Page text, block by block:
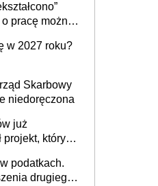
z
pracę można
w 2027 roku?
Skarbowy
niedoręczona
już
projekt, który
podatkach.
drugiego